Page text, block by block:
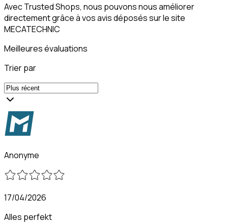
Avec Trusted Shops, nous pouvons nous améliorer
directement grâce à vos avis déposés sur le site
MECATECHNIC
Meilleures évaluations
Trier par
Anonyme
17/04/2026
Alles perfekt